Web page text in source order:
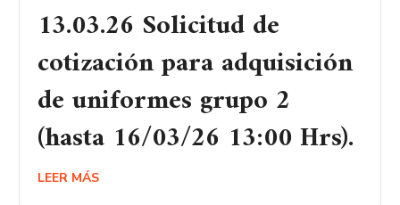
13.03.26 Solicitud de
cotización para adquisición
de uniformes grupo 2
(hasta 16/03/26 13:00 Hrs).
LEER MÁS